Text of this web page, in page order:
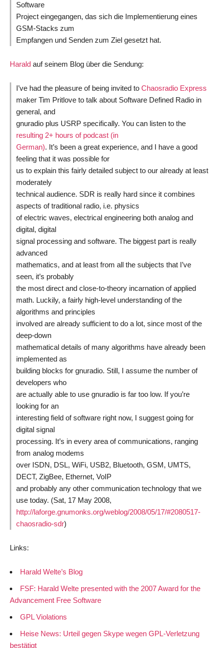
Software
Project eingegangen, das sich die Implementierung eines
GSM-Stacks zum
Empfangen und Senden zum Ziel gesetzt hat.
Harald auf seinem Blog über die Sendung:
I’ve had the pleasure of being invited to Chaosradio Express
maker Tim Pritlove to talk about Software Defined Radio in
general, and
gnuradio plus USRP specifically. You can listen to the
resulting 2+ hours of podcast (in
German). It’s been a great experience, and I have a good
feeling that it was possible for
us to explain this fairly detailed subject to our already at least
moderately
technical audience. SDR is really hard since it combines
aspects of traditional radio, i.e. physics
of electric waves, electrical engineering both analog and
digital, digital
signal processing and software. The biggest part is really
advanced
mathematics, and at least from all the subjects that I’ve
seen, it’s probably
the most direct and close-to-theory incarnation of applied
math. Luckily, a fairly high-level understanding of the
algorithms and principles
involved are already sufficient to do a lot, since most of the
deep-down
mathematical details of many algorithms have already been
implemented as
building blocks for gnuradio. Still, I assume the number of
developers who
are actually able to use gnuradio is far too low. If you’re
looking for an
interesting field of software right now, I suggest going for
digital signal
processing. It’s in every area of communications, ranging
from analog modems
over ISDN, DSL, WiFi, USB2, Bluetooth, GSM, UMTS,
DECT, ZigBee, Ethernet, VoIP
and probably any other communication technology that we
use today. (Sat, 17 May 2008,
http://laforge.gnumonks.org/weblog/2008/05/17/#2080517-
chaosradio-sdr)
Links:
Harald Welte’s Blog
FSF: Harald Welte presented with the 2007 Award for the
Advancement Free Software
GPL Violations
Heise News: Urteil gegen Skype wegen GPL-Verletzung
bestätigt